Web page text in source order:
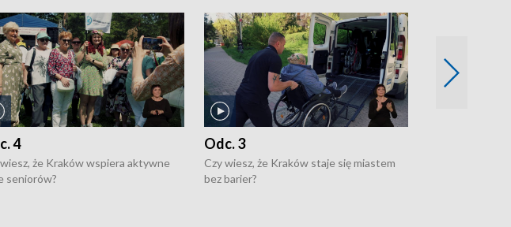
4
że Kraków wspiera aktywne
seniorów?
Odc. 3
Czy wiesz, że Kraków staje się miastem
bez barier?